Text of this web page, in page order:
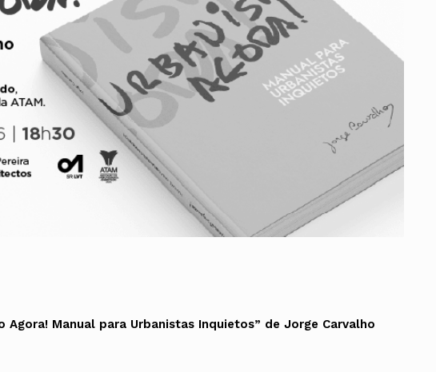
Alentejo
Algarve
Madeira
Açores
Comunicados
Norte
Centro
Lisboa e Vale do Tejo
Alentejo
Agora! Manual para Urbanistas Inquietos” de Jorge Carvalho